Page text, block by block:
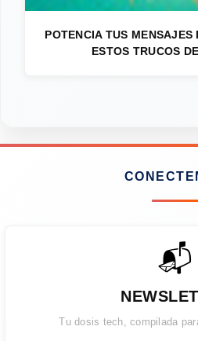
POTENCIA TUS MENSAJES
ESTOS TRUCOS
📬
Tu dosis tech, compilada